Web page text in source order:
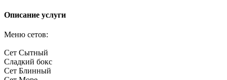
Описание услуги
Меню сетов:
Сет Сытный
Сладкий бокс
Сет Блинный